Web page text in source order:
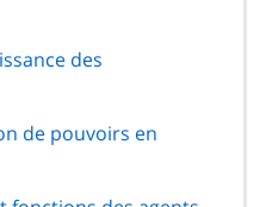
des
de pouvoirs en